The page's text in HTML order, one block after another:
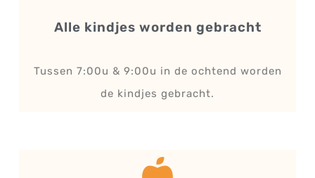
Alle kindjes worden gebracht
Tussen 7:00u & 9:00u in de ochtend worden
de kindjes gebracht.